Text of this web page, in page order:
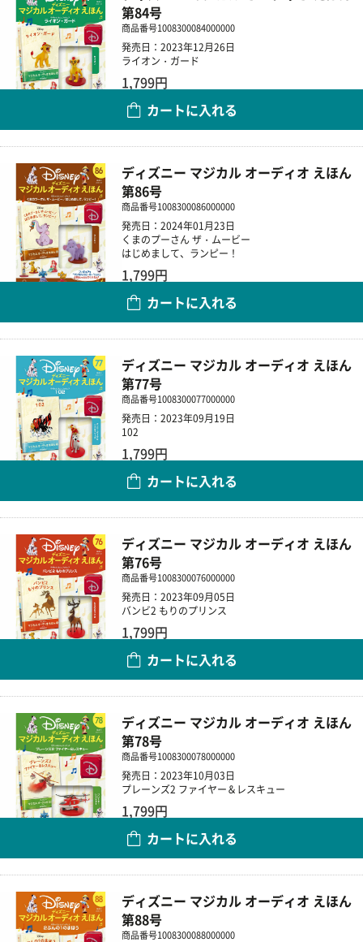
第84号
商品番号1008300084000000
発売日：2023年12月26日
ライオン・ガード
1,799円
カートに入れる
ディズニー マジカル オーディオ えほん
第86号
商品番号1008300086000000
発売日：2024年01月23日
くまのプーさん ザ・ムービー
はじめまして、ランピー！
1,799円
カートに入れる
ディズニー マジカル オーディオ えほん
第77号
商品番号1008300077000000
発売日：2023年09月19日
102
1,799円
カートに入れる
ディズニー マジカル オーディオ えほん
第76号
商品番号1008300076000000
発売日：2023年09月05日
バンビ2 もりのプリンス
1,799円
カートに入れる
ディズニー マジカル オーディオ えほん
第78号
商品番号1008300078000000
発売日：2023年10月03日
プレーンズ2 ファイヤー＆レスキュー
1,799円
カートに入れる
ディズニー マジカル オーディオ えほん
第88号
商品番号1008300088000000